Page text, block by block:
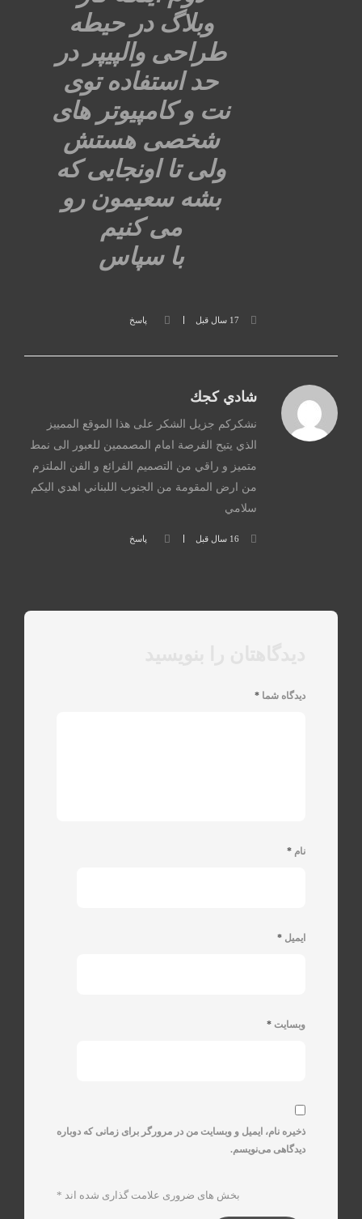
وبلاگ در حیطه
طراحی والپیپر در
حد استفاده توی
نت و کامپیوتر های
شخصی هستش
ولی تا اونجایی که
بشه سعیمون رو
می کنیم
با سپاس
17 سال قبل پاسخ
شادي كجك
نشكركم جزيل الشكر على هذا الموقع الممييز
الذي يتيح الفرصة امام المصممين للعبور الى نمط
متميز و راقي من التصميم الفرائع و الفن الملتزم
من ارض المقومة من الجنوب اللبناني اهدي اليكم
سلامي
16 سال قبل پاسخ
دیدگاه شما *
نام *
ایمیل *
وبسایت *
ذخیره نام، ایمیل و وبسایت من در مرورگر برای زمانی که دوباره
دیدگاهی می‌نویسم.
بخش های ضروری علامت گذاری شده اند *